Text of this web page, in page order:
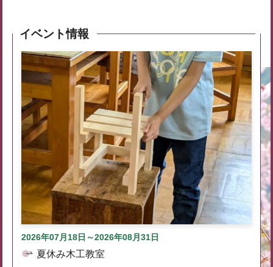
イベント情報
2026年07月18日～2026年08月31日
夏休み木工教室